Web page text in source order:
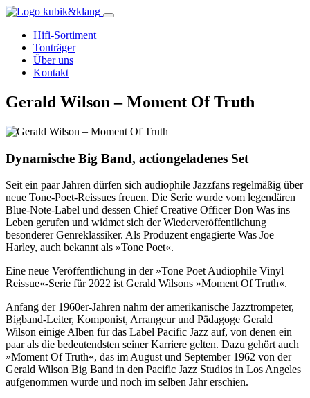
Hifi-Sortiment
Tonträger
Über uns
Kontakt
Gerald Wilson – Moment Of Truth
Dynamische Big Band, actiongeladenes Set
Seit ein paar Jahren dürfen sich audiophile Jazzfans regelmäßig über
neue Tone-Poet-Reissues freuen. Die Serie wurde vom legendären
Blue-Note-Label und dessen Chief Creative Officer Don Was ins
Leben gerufen und widmet sich der Wiederveröffentlichung
besonderer Genreklassiker. Als Produzent engagierte Was Joe
Harley, auch bekannt als »Tone Poet«.
Eine neue Veröffentlichung in der »Tone Poet Audiophile Vinyl
Reissue«-Serie für 2022 ist Gerald Wilsons »Moment Of Truth«.
Anfang der 1960er-Jahren nahm der amerikanische Jazztrompeter,
Bigband-Leiter, Komponist, Arrangeur und Pädagoge Gerald
Wilson einige Alben für das Label Pacific Jazz auf, von denen ein
paar als die bedeutendsten seiner Karriere gelten. Dazu gehört auch
»Moment Of Truth«, das im August und September 1962 von der
Gerald Wilson Big Band in den Pacific Jazz Studios in Los Angeles
aufgenommen wurde und noch im selben Jahr erschien.